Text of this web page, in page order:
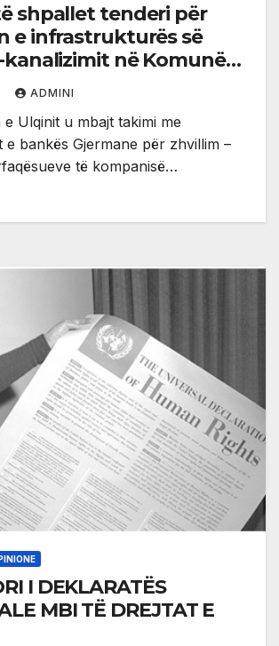
shpallet tenderi për
e infrastrukturës së
kanalizimit në Komunën
ADMINI
Ulqinit u mbajt takimi me
e bankës Gjermane për zhvillim –
të kompanisë…
I DEKLARATËS
MBI TË DREJTAT E